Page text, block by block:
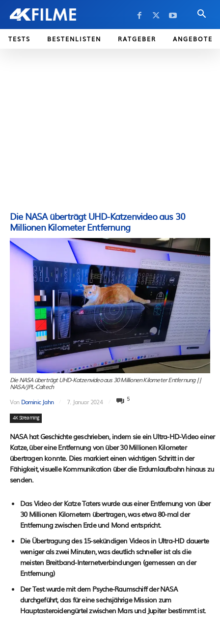
TESTS BESTENLISTEN RATGEBER ANGEBOTE
Die NASA überträgt UHD-Katzenvideo aus 30
Millionen Kilometer Entfernung
Die NASA überträgt UHD-Katzenvideo aus 30 Millionen Kilometer Entfernung ||
NASA/JPL-Caltech
Von Dominic Jahn 7. Januar 2024 5
4K Streaming
NASA hat Geschichte geschrieben, indem sie ein Ultra-HD-Video einer
Katze, über eine Entfernung von über 30 Millionen Kilometer
übertragen konnte. Dies markiert einen wichtigen Schritt in der
Fähigkeit, visuelle Kommunikation über die Erdumlaufbahn hinaus zu
senden.
Das Video der Katze Taters wurde aus einer Entfernung von über
30 Millionen Kilometern übertragen, was etwa 80-mal der
Entfernung zwischen Erde und Mond entspricht​​.
Die Übertragung des 15-sekündigen Videos in Ultra-HD dauerte
weniger als zwei Minuten, was deutlich schneller ist als die
meisten Breitband-Internetverbindungen​​ (gemessen an der
Entfernung)
Der Test wurde mit dem Psyche-Raumschiff der NASA
durchgeführt, das für eine sechsjährige Mission zum
Hauptasteroidengürtel zwischen Mars und Jupiter bestimmt ist​​.